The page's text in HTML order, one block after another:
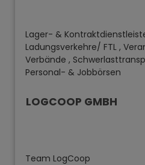
Lager- &
Ladungsverkehre/ FTL ,
Verbände ,
Personal- & Jobbörsen
LOGCOOP GMBH
Team LogCoop